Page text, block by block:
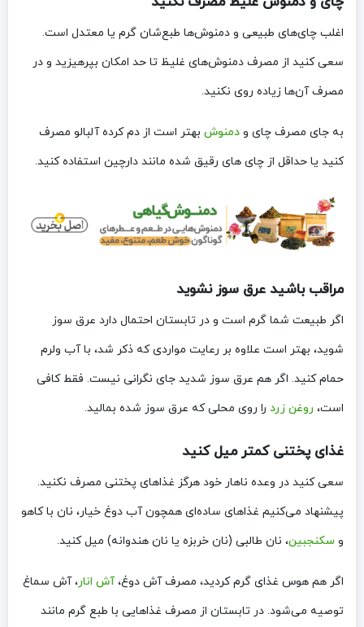
اغلب چای‌های طبیعی و دمنوش‌ها طبع‌شان گرم یا معتدل است.
سعی کنید از مصرف دمنوش‌های غلیظ تا حد امکان بپرهیزید و در
مصرف آن‌ها زیاده روی نکنید.
به جای مصرف چای و دمنوش بهتر است از دم کرده آلبالو مصرف
کنید یا حداقل از چای های رقیق شده مانند دارچین استفاده کنید.
مراقب باشید عرق سوز نشوید
اگر طبیعت شما گرم است و در تابستان احتمال دارد عرق سوز
شوید، بهتر است علاوه بر رعایت مواردی که ذکر شد، با آب ولرم
حمام کنید. اگر هم عرق سوز شدید جای نگرانی نیست. فقط کافی
است، روغن زرد را روی محلی که عرق سوز شده بمالید.
غذای پختنی کمتر میل کنید
سعی کنید در وعده ناهار خود هرگز غذاهای پختنی مصرف نکنید.
پیشنهاد می‌کنیم غذاهای ساده‌ای همچون آب دوغ خیار، نان با کاهو
و سکنجبین، نان طالبی (نان خربزه یا نان هندوانه) میل کنید.
اگر هم هوس غذای گرم کردید، مصرف آش دوغ،آش انار، آش سماغ
توصیه می‌شود. در تابستان از مصرف غذاهایی با طبع گرم مانند